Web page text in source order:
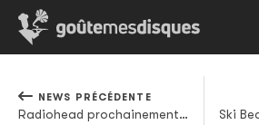
NEWS PRÉCÉDENTE
Radiohead prochainement en concert près de chez vous?